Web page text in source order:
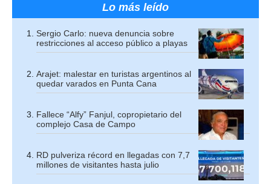
Lo más leído
Sergio Carlo: nueva denuncia sobre
restricciones al acceso público a playas
Arajet: malestar en turistas argentinos al
quedar varados en Punta Cana
Fallece “Alfy” Fanjul, copropietario del
complejo Casa de Campo
RD pulveriza récord en llegadas con 7,7
millones de visitantes hasta julio